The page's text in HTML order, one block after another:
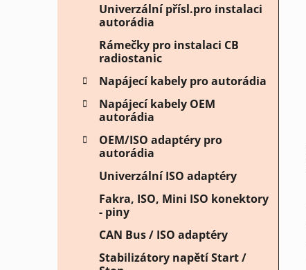
Univerzální přísl.pro instalaci
autorádia
Rámečky pro instalaci CB
radiostanic
Napájecí kabely pro autorádia
Napájecí kabely OEM
autorádia
OEM/ISO adaptéry pro
autorádia
Univerzální ISO adaptéry
Fakra, ISO, Mini ISO konektory
- piny
CAN Bus / ISO adaptéry
Stabilizátory napětí Start /